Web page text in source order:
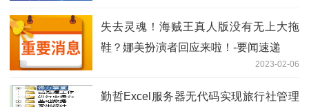
失去灵魂！海贼王真人版没有无上大拖
鞋？娜美扮演者回应来啦！-要闻速递
2023-02-06
勤哲Excel服务器无代码实现旅行社管理